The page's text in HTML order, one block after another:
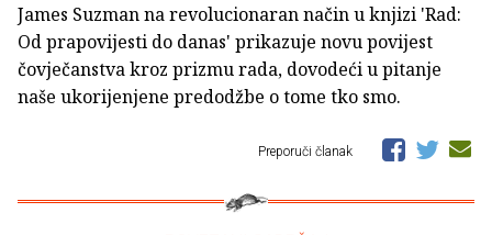
James Suzman na revolucionaran način u knjizi 'Rad:
Od prapovijesti do danas' prikazuje novu povijest
čovječanstva kroz prizmu rada, dovodeći u pitanje
naše ukorijenjene predodžbe o tome tko smo.
Preporuči članak